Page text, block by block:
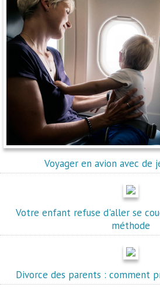
Voyager en avion avec de
Votre enfant refuse d'aller se
méthode
Divorce des parents : comment